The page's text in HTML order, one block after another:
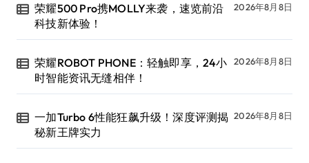
荣耀500 Pro携MOLLY来袭，速览前沿
科技新体验！
2026年8月8日
荣耀ROBOT PHONE：轻触即享，24小
时智能资讯无缝相伴！
2026年8月8日
一加Turbo 6性能狂飙升级！深度评测揭
秘新王牌实力
2026年8月8日